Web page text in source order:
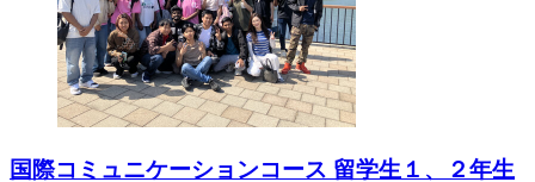
国際コミュニケーションコース 留学生１、２年生